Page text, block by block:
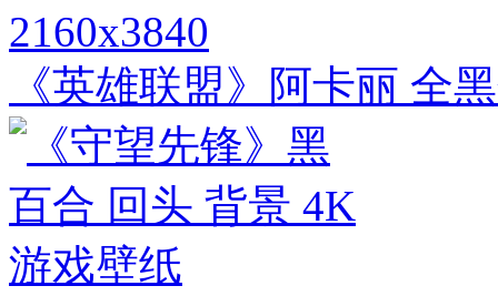
2160x3840
《英雄联盟》阿卡丽 全